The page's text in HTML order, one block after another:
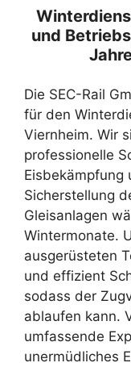
und
Die SEC-Rail
für den
Viernheim. Wir
professionelle
Eisbekämpfung
Sicherstellung
Gleisanlagen
Wintermonate.
ausgerüsteten
und effizient
sodass der
ablaufen kann.
umfassende
unermüdliches